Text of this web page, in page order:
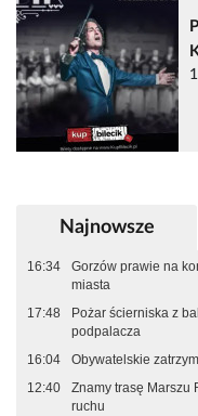
Najnowsze
16:34
Gorzów prawie na
miasta
17:48
Pożar ścierniska z
podpalacza
16:04
Obywatelskie
12:40
Znamy trasę Marszu
ruchu